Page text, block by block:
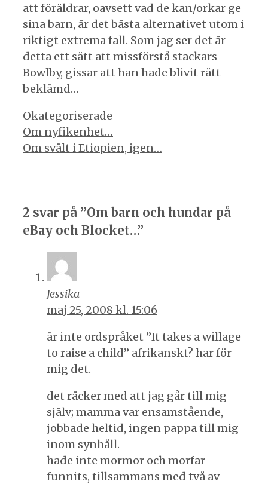
att föräldrar, oavsett vad de kan/orkar ge
sina barn, är det bästa alternativet utom i
riktigt extrema fall. Som jag ser det är
detta ett sätt att missförstå stackars
Bowlby, gissar att han hade blivit rätt
beklämd…
Kategorier
Okategoriserade
Inläggsnavigering
Om nyfikenhet…
Om svält i Etiopien, igen…
2 svar på ”Om barn och hundar på
eBay och Blocket…”
Jessika
maj 25, 2008 kl. 15:06
är inte ordspråket ”It takes a willage
to raise a child” afrikanskt? har för
mig det.
det räcker med att jag går till mig
själv; mamma var ensamstående,
jobbade heltid, ingen pappa till mig
inom synhåll.
hade inte mormor och morfar
funnits, tillsammans med två av